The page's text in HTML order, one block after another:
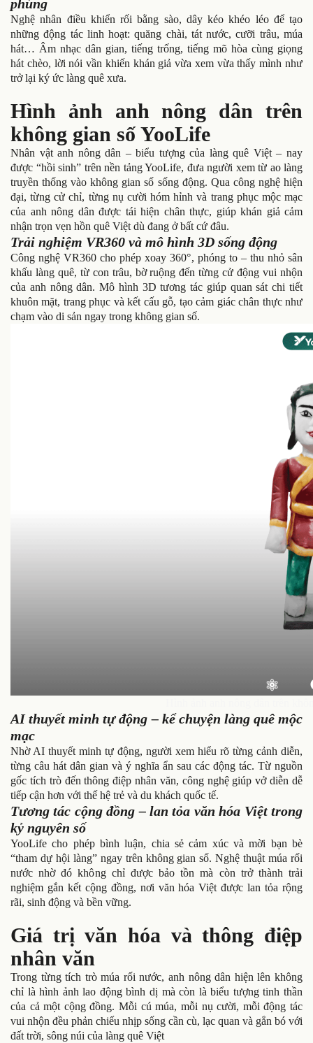
phúng
Nghệ nhân điều khiển rối bằng sào, dây kéo khéo léo để tạo
những động tác linh hoạt: quăng chài, tát nước, cưỡi trâu, múa
hát… Âm nhạc dân gian, tiếng trống, tiếng mõ hòa cùng giọng
hát chèo, lời nói vần khiến khán giả vừa xem vừa thấy mình như
trở lại ký ức làng quê xưa.
Hình ảnh anh nông dân trên
không gian số YooLife
Nhân vật anh nông dân – biểu tượng của làng quê Việt – nay
được “hồi sinh” trên nền tảng YooLife, đưa người xem từ ao làng
truyền thống vào không gian số sống động. Qua công nghệ hiện
đại, từng cử chỉ, từng nụ cười hóm hỉnh và trang phục mộc mạc
của anh nông dân được tái hiện chân thực, giúp khán giả cảm
nhận trọn vẹn hồn quê Việt dù đang ở bất cứ đâu.
Trải nghiệm VR360 và mô hình 3D sống động
Công nghệ VR360 cho phép xoay 360°, phóng to – thu nhỏ sân
khấu làng quê, từ con trâu, bờ ruộng đến từng cử động vui nhộn
của anh nông dân. Mô hình 3D tương tác giúp quan sát chi tiết
khuôn mặt, trang phục và kết cấu gỗ, tạo cảm giác chân thực như
chạm vào di sản ngay trong không gian số.
AI thuyết minh tự động – kể chuyện làng quê mộc
mạc
Nhờ AI thuyết minh tự động, người xem hiểu rõ từng cảnh diễn,
từng câu hát dân gian và ý nghĩa ẩn sau các động tác. Từ nguồn
gốc tích trò đến thông điệp nhân văn, công nghệ giúp vở diễn dễ
tiếp cận hơn với thế hệ trẻ và du khách quốc tế.
Tương tác cộng đồng – lan tỏa văn hóa Việt trong
kỷ nguyên số
YooLife cho phép bình luận, chia sẻ cảm xúc và mời bạn bè
“tham dự hội làng” ngay trên không gian số. Nghệ thuật múa rối
nước nhờ đó không chỉ được bảo tồn mà còn trở thành trải
nghiệm gắn kết cộng đồng, nơi văn hóa Việt được lan tỏa rộng
rãi, sinh động và bền vững.
Giá trị văn hóa và thông điệp
nhân văn
Trong từng tích trò múa rối nước, anh nông dân hiện lên không
chỉ là hình ảnh lao động bình dị mà còn là biểu tượng tinh thần
của cả một cộng đồng. Mỗi cú múa, mỗi nụ cười, mỗi động tác
vui nhộn đều phản chiếu nhịp sống cần cù, lạc quan và gắn bó với
đất trời, sông núi của làng quê Việt